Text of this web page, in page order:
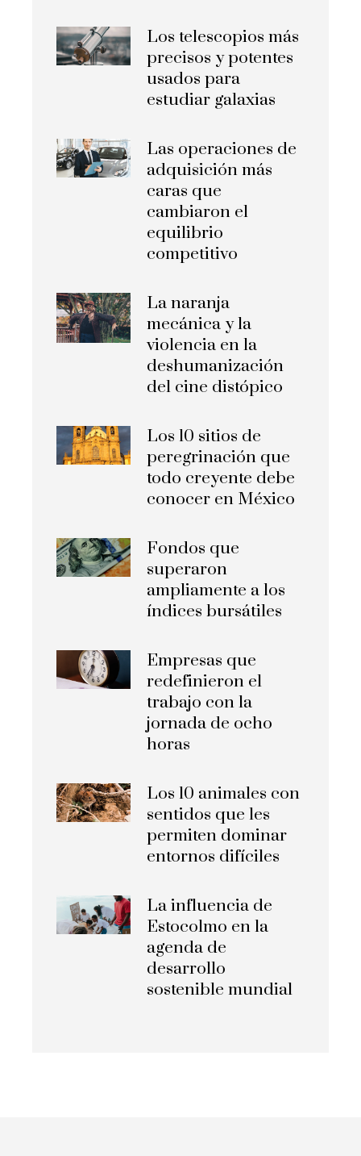
Los telescopios más
precisos y potentes
usados para
estudiar galaxias
Las operaciones de
adquisición más
caras que
cambiaron el
equilibrio
competitivo
La naranja
mecánica y la
violencia en la
deshumanización
del cine distópico
Los 10 sitios de
peregrinación que
todo creyente debe
conocer en México
Fondos que
superaron
ampliamente a los
índices bursátiles
Empresas que
redefinieron el
trabajo con la
jornada de ocho
horas
Los 10 animales con
sentidos que les
permiten dominar
entornos difíciles
La influencia de
Estocolmo en la
agenda de
desarrollo
sostenible mundial